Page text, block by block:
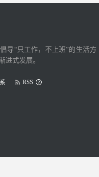
导“只工作，不上班”的生活方
进式发展。
RSS